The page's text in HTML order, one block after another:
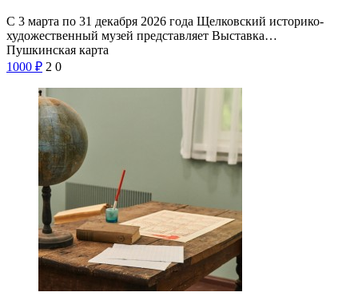
С 3 марта по 31 декабря 2026 года Щелковский историко-
художественный музей представляет Выставка…
Пушкинская карта
1000 ₽ 2 0